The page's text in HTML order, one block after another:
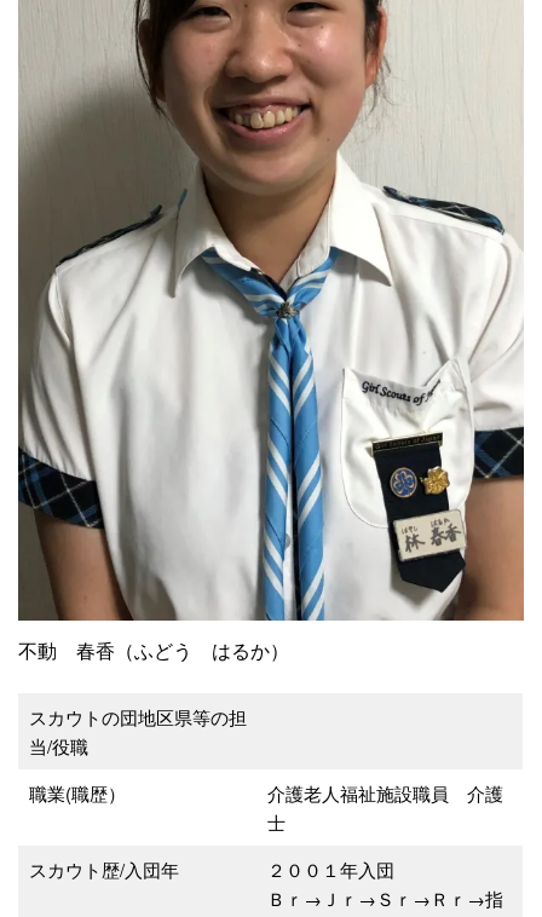
不動 春香（ふどう はるか）
スカウトの団地区県等の担
当/役職
職業(職歴）
介護老人福祉施設職員 介護
士
スカウト歴/入団年
２００１年入団
Ｂｒ→Ｊｒ→Ｓｒ→Ｒｒ→指